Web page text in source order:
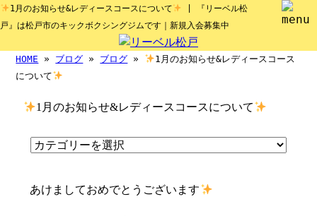
1月のお知らせ&レディースコースについて
| 『リーベル松
戸』は松戸市のキックボクシングジムです｜新規入会募集中
HOME » ブログ » ブログ »
1月のお知らせ&レディースコース
について
1月のお知らせ&レディースコースについて
あけましておめでとうございます